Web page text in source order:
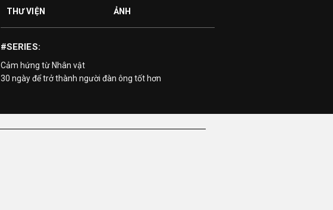
THƯ VIỆN ẢNH
#SERIES:
Cảm hứng từ Nhân vật
30 ngày để trở thành người đàn ông tốt hơn